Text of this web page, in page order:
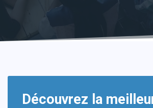
Découvrez la